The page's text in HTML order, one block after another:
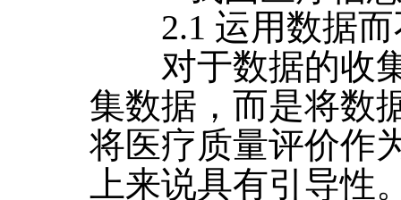
2.1 运用数据而
对于数据的收集
集数据，而是将数
将医疗质量评价作
上来说具有引导性